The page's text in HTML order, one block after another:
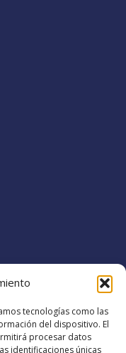
tecnologías como las
del dispositivo. El
procesar datos
identificaciones únicas